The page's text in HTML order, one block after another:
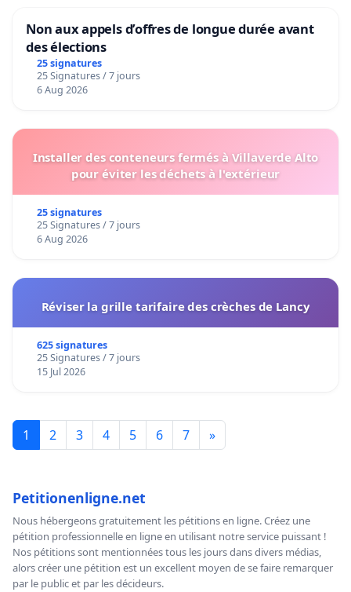
Non aux appels d’offres de longue durée avant
des élections
25 signatures
25 Signatures / 7 jours
6 Aug 2026
Installer des conteneurs fermés à Villaverde Alto
pour éviter les déchets à l'extérieur
25 signatures
25 Signatures / 7 jours
6 Aug 2026
Réviser la grille tarifaire des crèches de Lancy
625 signatures
25 Signatures / 7 jours
15 Jul 2026
1 2 3 4 5 6 7 »
Petitionenligne.net
Nous hébergeons gratuitement les pétitions en ligne. Créez une
pétition professionnelle en ligne en utilisant notre service puissant !
Nos pétitions sont mentionnées tous les jours dans divers médias,
alors créer une pétition est un excellent moyen de se faire remarquer
par le public et par les décideurs.